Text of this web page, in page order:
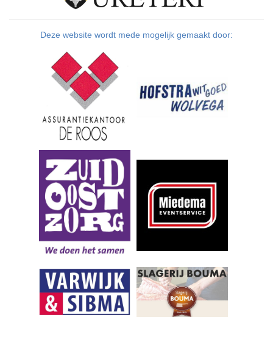
Deze website wordt mede mogelijk gemaakt door: